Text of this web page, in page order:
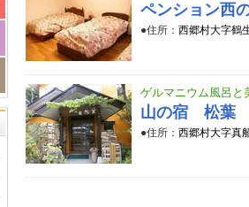
ペンション西
●住所： 西郷村大字鶴
ゲルマニウム風呂と
山の宿 松葉
●住所： 西郷村大字真